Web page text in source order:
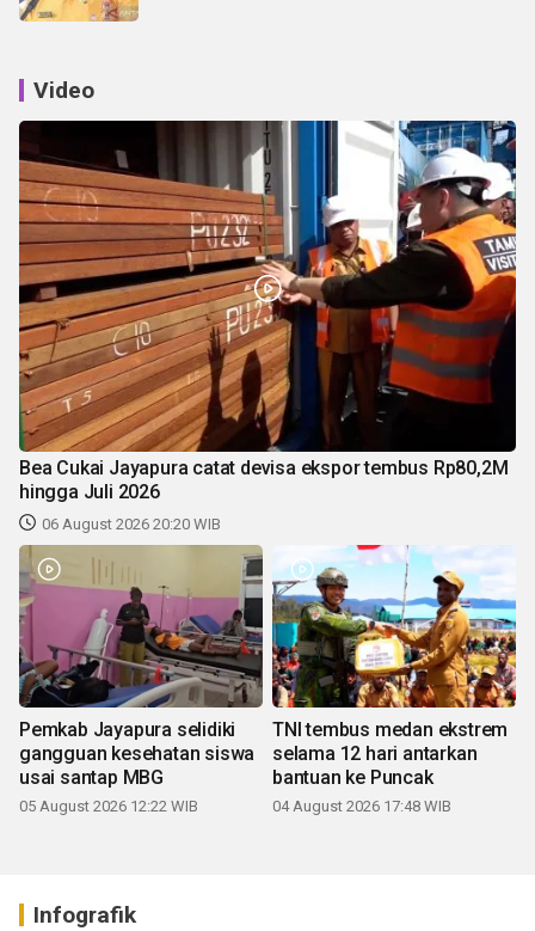
Video
Bea Cukai Jayapura catat devisa ekspor tembus Rp80,2M
hingga Juli 2026
06 August 2026 20:20 WIB
Pemkab Jayapura selidiki
gangguan kesehatan siswa
usai santap MBG
05 August 2026 12:22 WIB
TNI tembus medan ekstrem
selama 12 hari antarkan
bantuan ke Puncak
04 August 2026 17:48 WIB
Infografik